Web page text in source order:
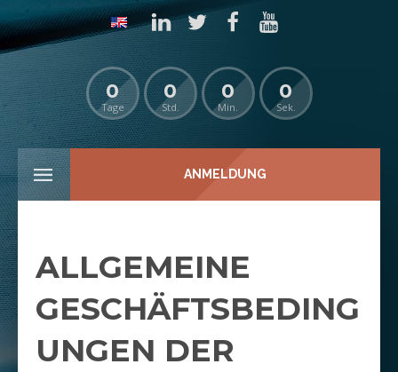
0
Tage
0
Std.
0
Min.
0
Sek.
ANMELDUNG
ALLGEMEINE
GESCHÄFTSBEDING
UNGEN DER